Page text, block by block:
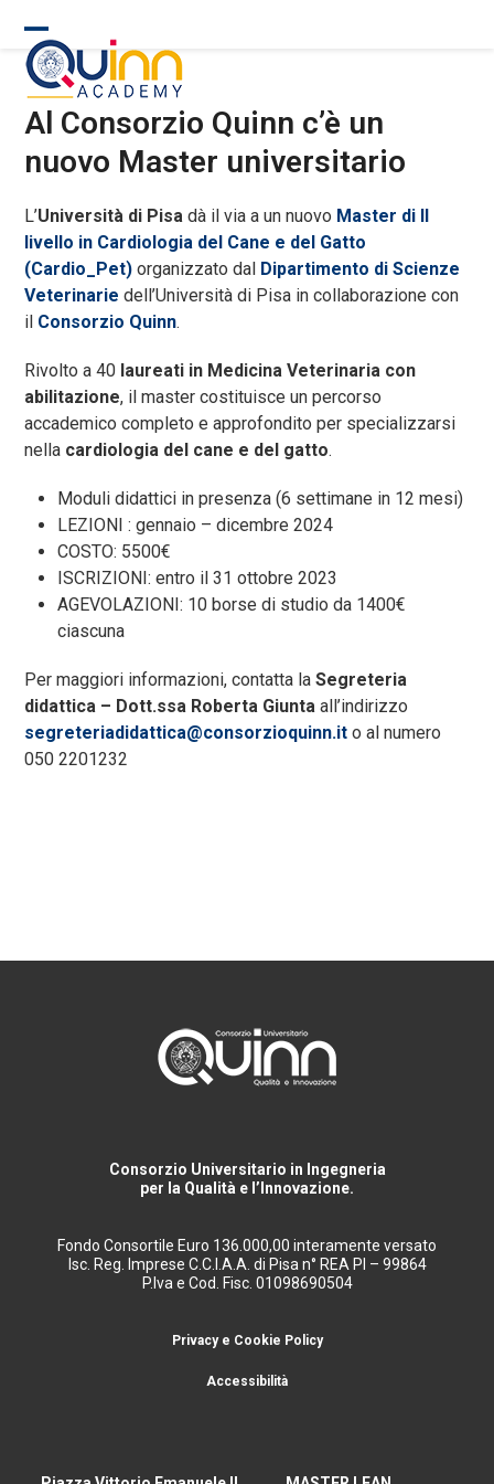
content
Open
mobile
menu
Close
mobile
menu
Al Consorzio Quinn c’è un
nuovo Master universitario
L’Università di Pisa dà il via a un nuovo Master di II
livello in Cardiologia del Cane e del Gatto
(Cardio_Pet) organizzato dal Dipartimento di Scienze
Veterinarie dell’Università di Pisa in collaborazione con
il Consorzio Quinn.
Rivolto a 40 laureati in Medicina Veterinaria con
abilitazione, il master costituisce un percorso
accademico completo e approfondito per specializzarsi
nella cardiologia del cane e del gatto.
Moduli didattici in presenza (6 settimane in 12 mesi)
LEZIONI : gennaio – dicembre 2024
COSTO: 5500€
ISCRIZIONI: entro il 31 ottobre 2023
AGEVOLAZIONI: 10 borse di studio da 1400€
ciascuna
Per maggiori informazioni, contatta laSegreteria
didattica – Dott.ssa Roberta Giunta all’indirizzo
segreteriadidattica@consorzioquinn.it o al numero
050 2201232
Consorzio Universitario in Ingegneria
per la Qualità e l’Innovazione.
Fondo Consortile Euro 136.000,00 interamente versato
Isc. Reg. Imprese C.C.I.A.A. di Pisa n° REA PI – 99864
P.Iva e Cod. Fisc. 01098690504
Privacy e Cookie Policy
Accessibilità